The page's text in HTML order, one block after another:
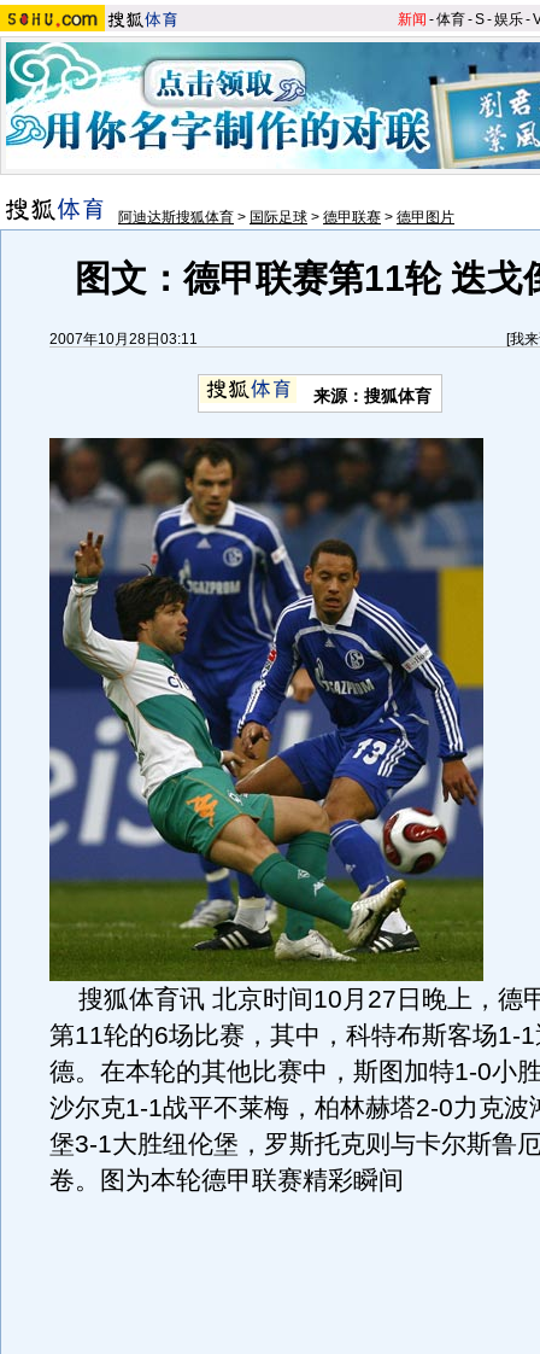
新闻 -体育-S-娱乐-
阿迪达斯搜狐体育 > 国际足球 > 德甲联赛 > 德甲图片
图文：德甲联赛第11轮 迭戈
2007年10月28日03:11 [我
来源：搜狐体育
搜狐体育讯 北京时间10月27日晚上，德
第11轮的6场比赛，其中，科特布斯客场1-
德。在本轮的其他比赛中，斯图加特1-0小
沙尔克1-1战平不莱梅，柏林赫塔2-0力克波
堡3-1大胜纽伦堡，罗斯托克则与卡尔斯鲁
卷。图为本轮德甲联赛精彩瞬间